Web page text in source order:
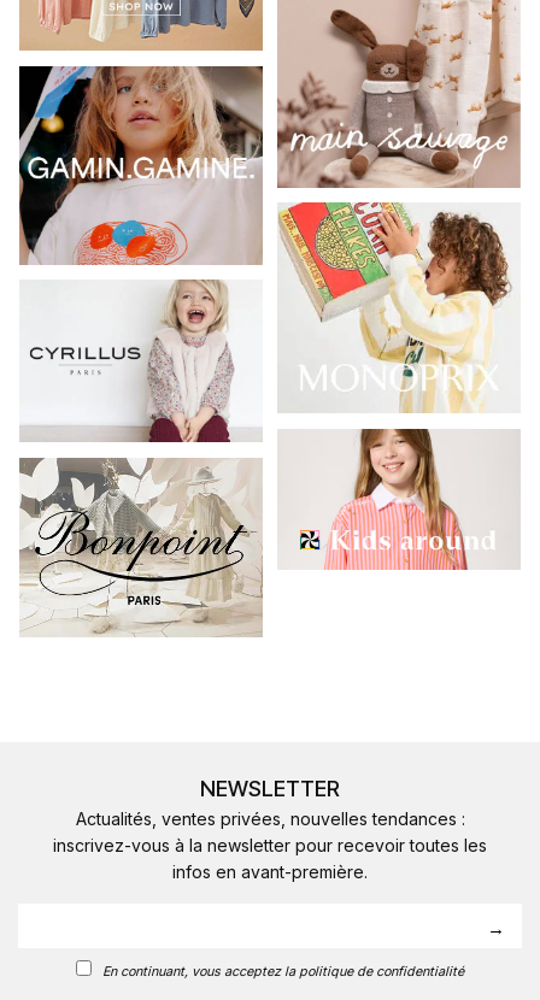
NEWSLETTER
Actualités, ventes privées, nouvelles tendances :
inscrivez-vous à la newsletter pour recevoir toutes les
infos en avant-première.
En continuant, vous acceptez la politique de confidentialité